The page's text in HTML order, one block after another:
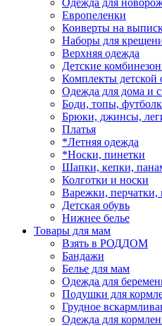
Одежда для
Европеленки
Конверты на
Наборы для
Верхняя одежда
Детские
Комплекты детской
Одежда для дома и
Боди, топы,
Брюки, джинсы,
Платья
*Летняя одежда
*Носки, пинетки
Шапки, кепки,
Колготки и носки
Варежки,
Детская обувь
Нижнее белье
Товары для мам
Взять в РОДДОМ
Бандажи
Белье для мам
Одежда для
Подушки для
Грудное
Одежда для